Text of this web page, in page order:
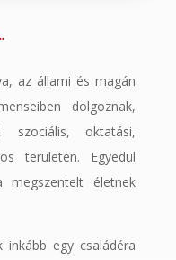
az állami és magán
dolgoznak,
szociális, oktatási,
területen. Egyedül
életnek
egy családéra